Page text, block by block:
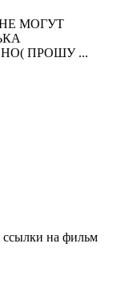
МОГУТ
ПРОШУ ...
ссылки на фильм